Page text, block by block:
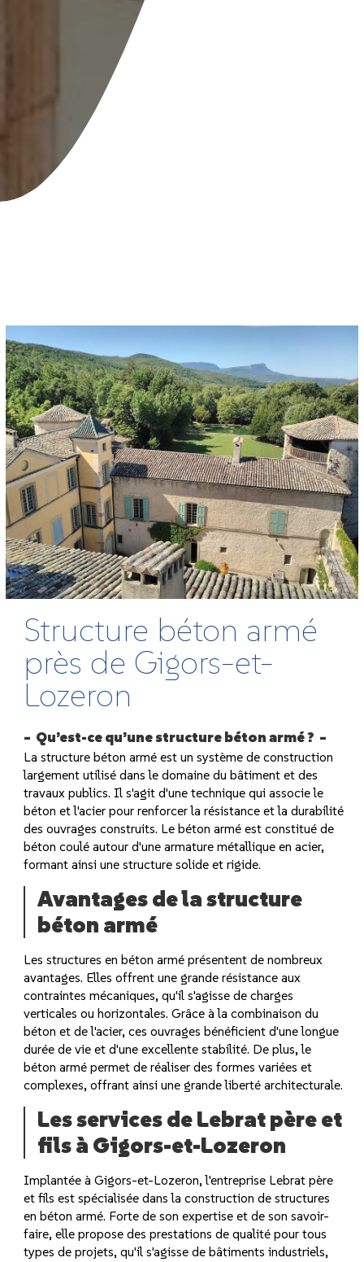
Structure béton armé
près de Gigors-et-
Lozeron
Qu’est-ce qu’une structure béton armé ?
La structure béton armé est un système de construction
largement utilisé dans le domaine du bâtiment et des
travaux publics. Il s'agit d'une technique qui associe le
béton et l'acier pour renforcer la résistance et la durabilité
des ouvrages construits. Le béton armé est constitué de
béton coulé autour d'une armature métallique en acier,
formant ainsi une structure solide et rigide.
Avantages de la structure
béton armé
Les structures en béton armé présentent de nombreux
avantages. Elles offrent une grande résistance aux
contraintes mécaniques, qu'il s'agisse de charges
verticales ou horizontales. Grâce à la combinaison du
béton et de l'acier, ces ouvrages bénéficient d'une longue
durée de vie et d'une excellente stabilité. De plus, le
béton armé permet de réaliser des formes variées et
complexes, offrant ainsi une grande liberté architecturale.
Les services de Lebrat père et
fils à Gigors-et-Lozeron
Implantée à Gigors-et-Lozeron, l'entreprise Lebrat père
et fils est spécialisée dans la construction de structures
en béton armé. Forte de son expertise et de son savoir-
faire, elle propose des prestations de qualité pour tous
types de projets, qu'il s'agisse de bâtiments industriels,